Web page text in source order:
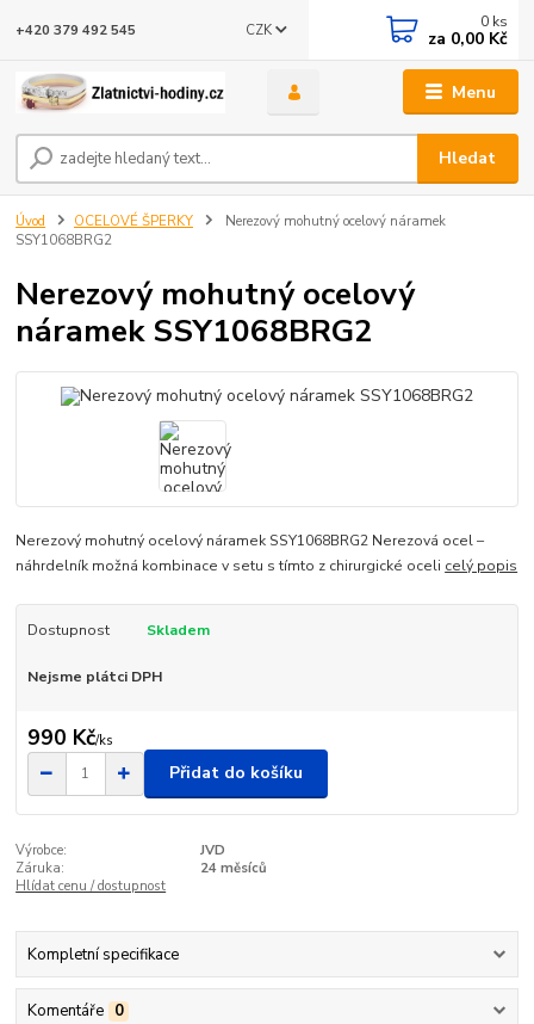
Menu
CZK
Hledat
+420 379 492 545 0 ks
za 0,00 Kč
Úvod OCELOVÉ ŠPERKY
Nerezový mohutný ocelový náramek
SSY1068BRG2
Nerezový mohutný ocelový
náramek SSY1068BRG2
Nerezový mohutný ocelový náramek SSY1068BRG2 Nerezová ocel –
náhrdelník možná kombinace v setu s tímto z chirurgické oceli celý popis
Dostupnost Skladem
Nejsme plátci DPH
990 Kč/ks
Přidat do košíku
Výrobce:
JVD
Záruka:
24 měsíců
Hlídat cenu / dostupnost
Kompletní specifikace
Komentáře 0